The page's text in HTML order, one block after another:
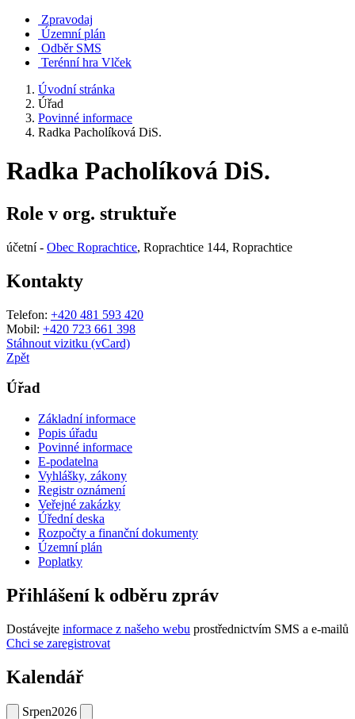
Zpravodaj
Územní plán
Odběr SMS
Terénní hra Vlček
Úvodní stránka
Úřad
Povinné informace
Radka Pacholíková DiS.
Radka Pacholíková DiS.
Role v org. struktuře
účetní - Obec Roprachtice, Roprachtice 144, Roprachtice
Kontakty
Telefon: +420 481 593 420
Mobil: +420 723 661 398
Stáhnout vizitku (vCard)
Zpět
Úřad
Základní informace
Popis úřadu
Povinné informace
E-podatelna
Vyhlášky, zákony
Registr oznámení
Veřejné zakázky
Úřední deska
Rozpočty a finanční dokumenty
Územní plán
Poplatky
Přihlášení k odběru zpráv
Dostávejte informace z našeho webu prostřednictvím SMS a e-mailů
Chci se zaregistrovat
Kalendář
Srpen2026